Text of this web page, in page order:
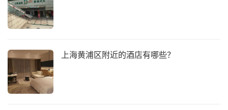
上海黄浦区附近的酒店有哪些？